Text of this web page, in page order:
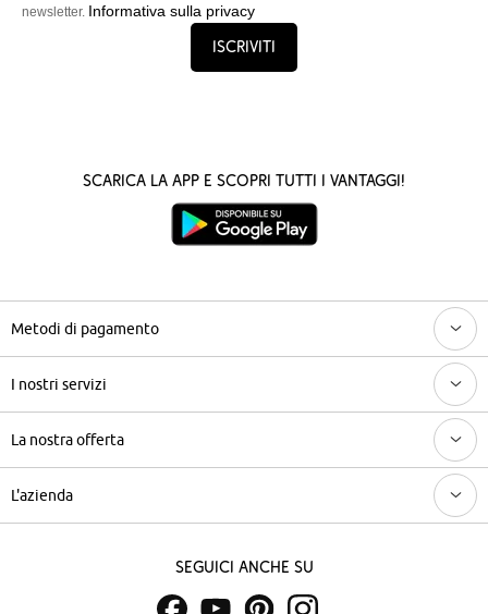
newsletter. Informativa sulla privacy
Iscriviti
Scarica la App e scopri tutti i vantaggi!
Metodi di pagamento
I nostri servizi
La nostra offerta
L'azienda
Seguici anche su